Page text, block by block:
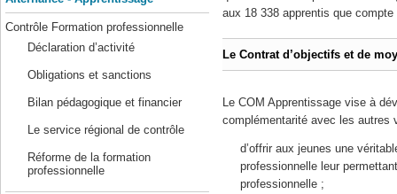
Contrôle Formation professionnelle
Déclaration d’activité
Obligations et sanctions
Bilan pédagogique et financier
Le service régional de contrôle
Réforme de la formation
professionnelle
aux 18 338 apprentis que
Le Contrat d’objectifs et de
Le COM Apprentissage vise à
complémentarité avec les autres
d’offrir aux jeunes une
professionnelle leur
professionnelle ;